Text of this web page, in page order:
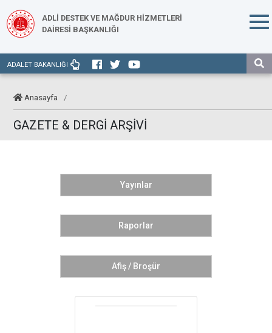
ADLİ DESTEK VE MAĞDUR HİZMETLERİ
DAİRESİ BAŞKANLIĞI
ADALET BAKANLIĞI
Anasayfa /
GAZETE & DERGİ ARŞİVİ
Yayınlar
Raporlar
Afiş / Broşür